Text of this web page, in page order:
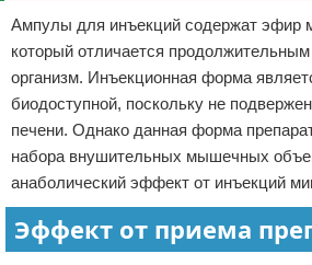
Ампулы для инъекций содержат эфир
который отличается
организм. Инъекционная форма
биодоступной, поскольку не
печени. Однако данная форма
набора внушительных мышечных
анаболический эффект от инъекций
Эффект от приема